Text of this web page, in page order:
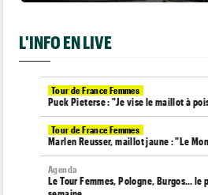
L'INFO EN LIVE
Tour de France Femmes
Puck Pieterse : "Je vise le maillot à
Tour de France Femmes
Marlen Reusser, maillot jaune : "Le
Agenda
Le Tour Femmes, Pologne, Burgos… le